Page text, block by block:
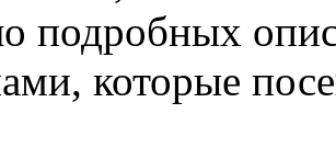
подробных
которые